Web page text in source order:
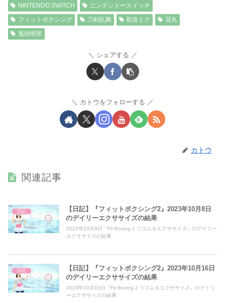
NINTENDO SWITCH
ニンテンドースイッチ
フィットボクシング
刀剣乱舞 初音ミク
花丸
鬼頭明里
シェアする
カトウをフォローする
カトウ
関連記事
日記
【日記】『フィットボクシング2』2023年10月8日
のデイリーエクササイズの結果
2023年10月8日『Fit Boxing 2 リズム＆エクササイズ』のデイリー
エクササイズの結果
日記
【日記】『フィットボクシング2』2023年10月16日
のデイリーエクササイズの結果
2023年10月16日『Fit Boxing 2 リズム＆エクササイズ』のデイリ
ーエクササイズの結果